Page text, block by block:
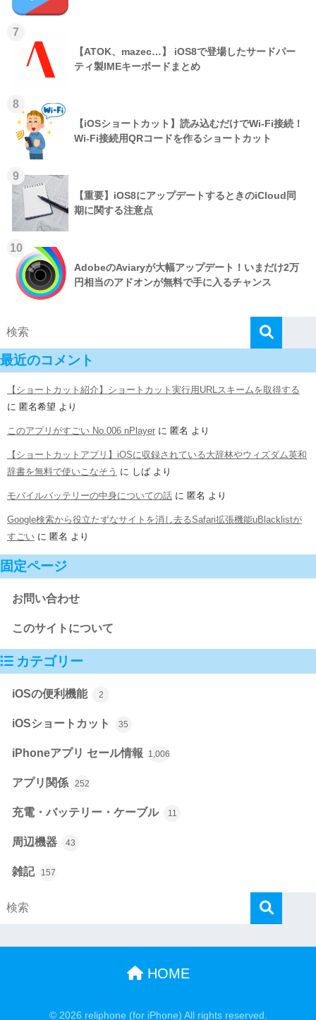
7
【ATOK、mazec…】 iOS8で登場したサードパー
ティ製IMEキーボードまとめ
8
【iOSショートカット】読み込むだけでWi-Fi接続！
Wi-Fi接続用QRコードを作るショートカット
9
【重要】iOS8にアップデートするときのiCloud同
期に関する注意点
10
AdobeのAviaryが大幅アップデート！いまだけ2万
円相当のアドオンが無料で手に入るチャンス
最近のコメント
【ショートカット紹介】ショートカット実行用URLスキームを取得する
に 匿名希望 より
このアプリがすごい No.006 nPlayer に 匿名 より
【ショートカットアプリ】iOSに収録されている大辞林やウィズダム英和
辞書を無料で使いこなそう に しば より
モバイルバッテリーの中身についての話 に 匿名 より
Google検索から役立たずなサイトを消し去るSafari拡張機能uBlacklistが
すごい に 匿名 より
固定ページ
お問い合わせ
このサイトについて
カテゴリー
iOSの便利機能 2
iOSショートカット 35
iPhoneアプリ セール情報 1,006
アプリ関係 252
充電・バッテリー・ケーブル 11
周辺機器 43
雑記 157
HOME
© 2026 reliphone (for iPhone) All rights reserved.